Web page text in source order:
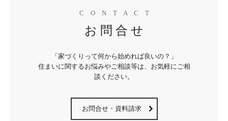
C　O　N　T　A　C　T
お 問 合 せ
「家づくりって何から始めれば良いの？」
住まいに関するお悩みやご相談等は、お気軽にご相
談ください。
お問合せ・資料請求